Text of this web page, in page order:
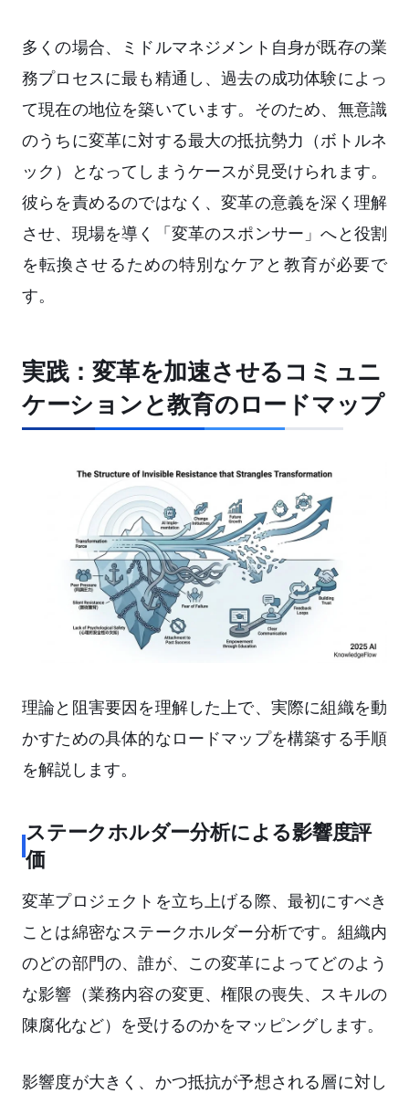
多くの場合、ミドルマネジメント自身が既存の業
務プロセスに最も精通し、過去の成功体験によっ
て現在の地位を築いています。そのため、無意識
のうちに変革に対する最大の抵抗勢力（ボトルネ
ック）となってしまうケースが見受けられます。
彼らを責めるのではなく、変革の意義を深く理解
させ、現場を導く「変革のスポンサー」へと役割
を転換させるための特別なケアと教育が必要で
す。
実践：変革を加速させるコミュニ
ケーションと教育のロードマップ
理論と阻害要因を理解した上で、実際に組織を動
かすための具体的なロードマップを構築する手順
を解説します。
ステークホルダー分析による影響度評
価
変革プロジェクトを立ち上げる際、最初にすべき
ことは綿密なステークホルダー分析です。組織内
のどの部門の、誰が、この変革によってどのよう
な影響（業務内容の変更、権限の喪失、スキルの
陳腐化など）を受けるのかをマッピングします。
影響度が大きく、かつ抵抗が予想される層に対し